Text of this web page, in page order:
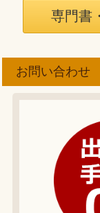
専門書
お問い合わせ